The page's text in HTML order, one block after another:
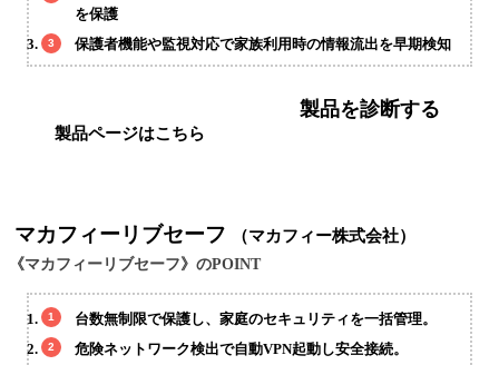
を保護
保護者機能や監視対応で家族利用時の情報流出を早期検知
製品ページはこちら
製品を診断する
マカフィーリブセーフ （マカフィー株式会社）
《マカフィーリブセーフ》のPOINT
台数無制限で保護し、家庭のセキュリティを一括管理。
危険ネットワーク検出で自動VPN起動し安全接続。